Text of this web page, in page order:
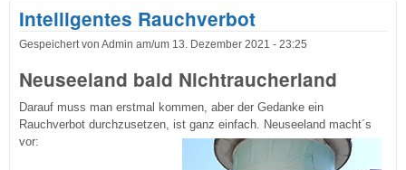
Intelligentes Rauchverbot
Gespeichert von Admin am/um 13. Dezember 2021 - 23:25
Neuseeland bald Nichtraucherland
Darauf muss man erstmal kommen, aber der Gedanke ein
Rauchverbot durchzusetzen, ist ganz einfach. Neuseeland macht´s
vor: